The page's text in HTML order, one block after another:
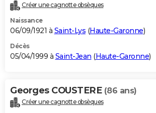
Créer une cagnotte obsèques
Naissance
06/09/1921 à Saint-Lys (Haute-Garonne)
Décès
05/04/1999 à Saint-Jean (Haute-Garonne)
Georges COUSTERE (86 ans)
Créer une cagnotte obsèques